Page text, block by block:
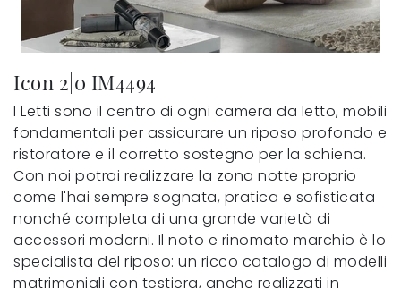
Icon 2|0 IM4494
I Letti sono il centro di ogni camera da letto, mobili
fondamentali per assicurare un riposo profondo e
ristoratore e il corretto sostegno per la schiena.
Con noi potrai realizzare la zona notte proprio
come l'hai sempre sognata, pratica e sofisticata
nonché completa di una grande varietà di
accessori moderni. Il noto e rinomato marchio è lo
specialista del riposo: un ricco catalogo di modelli
matrimoniali con testiera, anche realizzati in